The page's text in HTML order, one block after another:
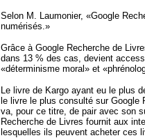
Selon M. Laumonier, «Google
numérisés.»
Grâce à Google Recherche de
dans 13 % des cas, devient
«déterminisme moral» et
Le livre de Kargo ayant eu le plus
le livre le plus consulté sur Google
va, pour ce titre, de pair avec son
Recherche de Livres fournit aux
lesquelles ils peuvent acheter ces